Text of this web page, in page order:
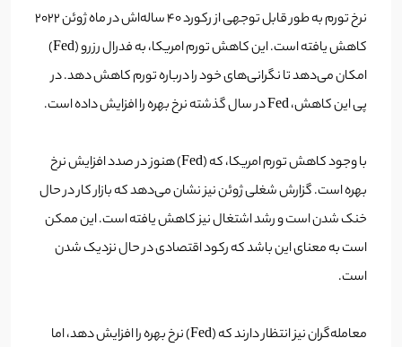
نرخ تورم به طور قابل توجهی از رکورد 40 ساله‌اش در ماه ژوئن 2022
کاهش یافته است. این کاهش تورم امریکا، به فدرال رزرو (Fed)
امکان می‌دهد تا نگرانی‌های خود را درباره تورم کاهش دهد. در
پی این کاهش، Fed در سال گذشته نرخ بهره را افزایش داده است.
با وجود کاهش تورم امریکا، که (Fed) هنوز در صدد افزایش نرخ
بهره است. گزارش شغلی ژوئن نیز نشان می‌دهد که بازار کار در حال
خنک شدن است و رشد اشتغال نیز کاهش یافته است. این ممکن
است به معنای این باشد که رکود اقتصادی در حال نزدیک شدن
است.
معامله‌گران نیز انتظار دارند که (Fed) نرخ بهره را افزایش دهد، اما